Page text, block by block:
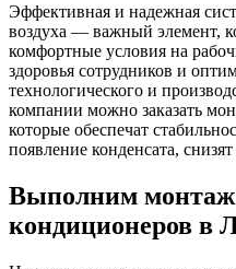
Эффективная и надежная
воздуха — важный элемент,
комфортные условия на
здоровья сотрудников и
технологического и
компании можно заказать
которые обеспечат
появление конденсата,
Выполним
кондиционеров в